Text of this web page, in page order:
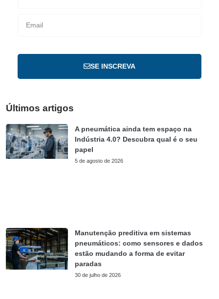
SE INSCREVA
Últimos artigos
A pneumática ainda tem espaço na
Indústria 4.0? Descubra qual é o seu
papel
5 de agosto de 2026
Manutenção preditiva em sistemas
pneumáticos: como sensores e dados
estão mudando a forma de evitar
paradas
30 de julho de 2026